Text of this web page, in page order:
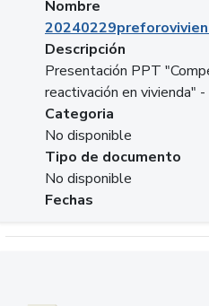
Nombre
Descripción
Presentación PPT
reactivación en vivienda"
Categoria
No disponible
Tipo de documento
No disponible
Fechas